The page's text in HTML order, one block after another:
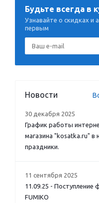
Будьте всегда в
Узнавайте о скидках и
первым
Новости
30 декабря 2025
График работы
магазина "kosatka.ru" в
праздники.
11 сентября 2025
11.09.25 - Поступление
FUMIKO